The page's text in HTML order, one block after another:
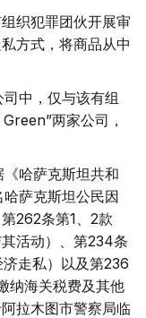
织犯罪团伙开展审
方式，将商品从中
中，仅与该有组
两家公司，
哈萨克斯坦共和
萨克斯坦公民因
262条第1、2款
活动）、第234条
走私）以及第236
纳海关税费及其他
拉木图市警察局临